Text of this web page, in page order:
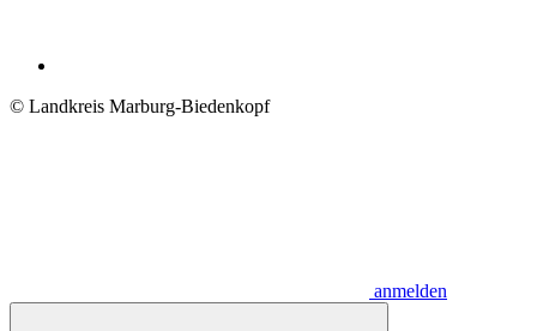
© Landkreis Marburg-Biedenkopf
anmelden